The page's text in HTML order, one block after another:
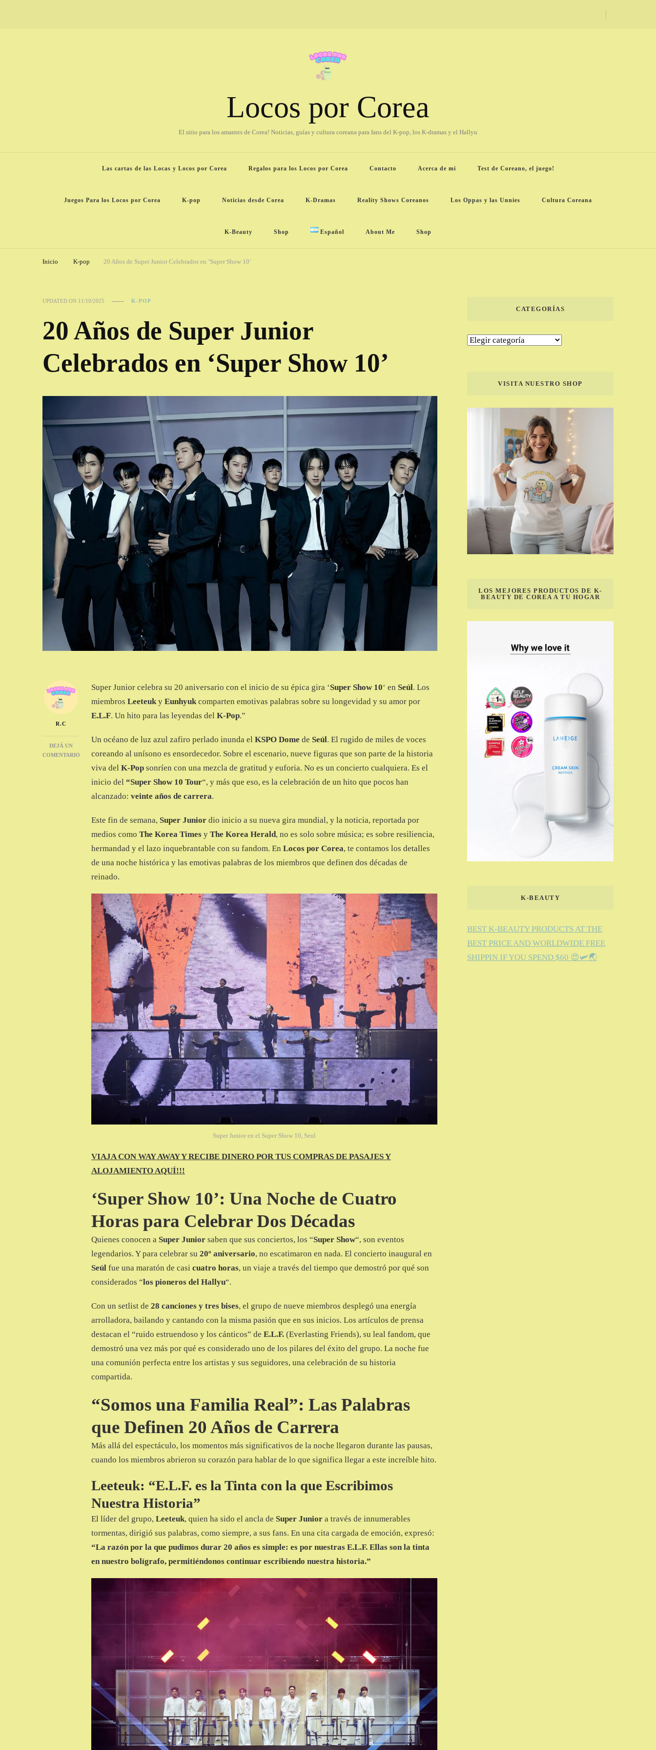
Locos por Corea
El sitio para los amantes de Corea! Noticias, guías y cultura coreana para fans del K-pop, los K-dramas y el Hallyu
Las cartas de las Locas y Locos por Corea Regalos para los Locos por Corea Contacto Acerca de mi Test de Coreano, el juego!
Juegos Para los Locos por Corea K-pop Noticias desde Corea K-Dramas Reality Shows Coreanos Los Oppas y las Unnies Cultura Coreana
K-Beauty Shop Español About Me Shop
Inicio K-pop 20 Años de Super Junior Celebrados en ‘Super Show 10’
UPDATED ON 11/10/2025 K-POP
20 Años de Super Junior
Celebrados en ‘Super Show 10’
R.C
DEJÁ UN
COMENTARIO
CELEBRADOS
Super Junior celebra su 20 aniversario con el inicio de su épica gira ‘Super Show 10‘ en Seúl. Los
miembros Leeteuky Eunhyukcomparten emotivas palabras sobre su longevidad y su amor por
E.L.F. Un hito para las leyendas del K-Pop.”
Un océano de luz azul zafiro perlado inunda el KSPO Dome de Seúl. El rugido de miles de voces
coreando al unísono es ensordecedor. Sobre el escenario, nueve figuras que son parte de la historia
viva del K-Pop sonríen con una mezcla de gratitud y euforia. No es un concierto cualquiera. Es el
inicio del “Super Show 10 Tour“, y más que eso, es la celebración de un hito que pocos han
alcanzado: veinte años de carrera.
Este fin de semana, Super Junior dio inicio a su nueva gira mundial, y la noticia, reportada por
medios como The Korea Times y The Korea Herald, no es solo sobre música; es sobre resiliencia,
hermandad y el lazo inquebrantable con su fandom. En Locos por Corea, te contamos los detalles
de una noche histórica y las emotivas palabras de los miembros que definen dos décadas de
reinado.
Super Junior en el Super Show 10, Seul
VIAJA CON WAY AWAY Y RECIBE DINERO POR TUS COMPRAS DE PASAJES Y
ALOJAMIENTO AQUÍ!!!
‘Super Show 10’: Una Noche de Cuatro
Horas para Celebrar Dos Décadas
Quienes conocen a Super Junior saben que sus conciertos, los “Super Show“, son eventos
legendarios. Y para celebrar su 20º aniversario, no escatimaron en nada. El concierto inaugural en
Seúl fue una maratón de casi cuatro horas, un viaje a través del tiempo que demostró por qué son
considerados “los pioneros del Hallyu“.
Con un setlist de 28 canciones y tres bises, el grupo de nueve miembros desplegó una energía
arrolladora, bailando y cantando con la misma pasión que en sus inicios. Los artículos de prensa
destacan el “ruido estruendoso y los cánticos” de E.L.F. (Everlasting Friends), su leal fandom, que
demostró una vez más por qué es considerado uno de los pilares del éxito del grupo. La noche fue
una comunión perfecta entre los artistas y sus seguidores, una celebración de su historia
compartida.
“Somos una Familia Real”: Las Palabras
que Definen 20 Años de Carrera
Más allá del espectáculo, los momentos más significativos de la noche llegaron durante las pausas,
cuando los miembros abrieron su corazón para hablar de lo que significa llegar a este increíble hito.
Leeteuk: “E.L.F. es la Tinta con la que Escribimos
Nuestra Historia”
El líder del grupo, Leeteuk, quien ha sido el ancla de Super Junior a través de innumerables
tormentas, dirigió sus palabras, como siempre, a sus fans. En una cita cargada de emoción, expresó:
“La razón por la que pudimos durar 20 años es simple: es por nuestras E.L.F. Ellas son la tinta
en nuestro bolígrafo, permitiéndonos continuar escribiendo nuestra historia.”
CATEGORÍAS
Categorías
VISITA NUESTRO SHOP
LOS MEJORES PRODUCTOS DE K-
BEAUTY DE COREA A TU HOGAR
K-BEAUTY
BEST K-BEAUTY PRODUCTS AT THE
BEST PRICE AND WORLDWIDE FREE
SHIPPIN IF YOU SPEND $60 😍🛩️🌏